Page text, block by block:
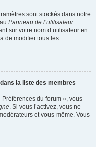
sont stockés dans notre
Panneau de l’utilisateur
sur votre nom d’utilisateur en
de modifier tous les
la liste des membres
du forum », vous
. Si vous l’activez, vous ne
et vous-même. Vous